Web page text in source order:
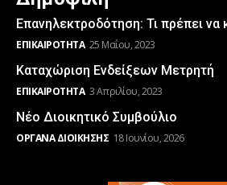
Επανηλεκτροδότηση: Τι πρέπει να
ΕΠΙΚΑΙΡΌΤΗΤΑ 25 Μαΐου, 2023
Καταχώριση Ενδείξεων Μετρητή
ΕΠΙΚΑΙΡΌΤΗΤΑ 3 Απριλίου, 2023
Νέο Διοικητικό Συμβούλιο
ΌΡΓΑΝΑ ΔΙΟΊΚΗΣΗΣ 18 Ιουνίου, 2026